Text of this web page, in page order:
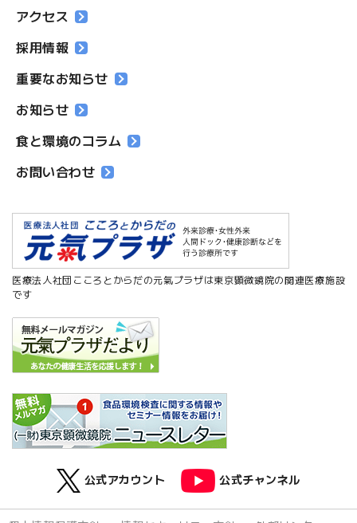
アクセス
採用情報
重要なお知らせ
お知らせ
食と環境のコラム
お問い合わせ
医療法人社団こころとからだの元氣プラザは東京顕微鏡院の関連医療施設
です
公式アカウント 公式チャンネル